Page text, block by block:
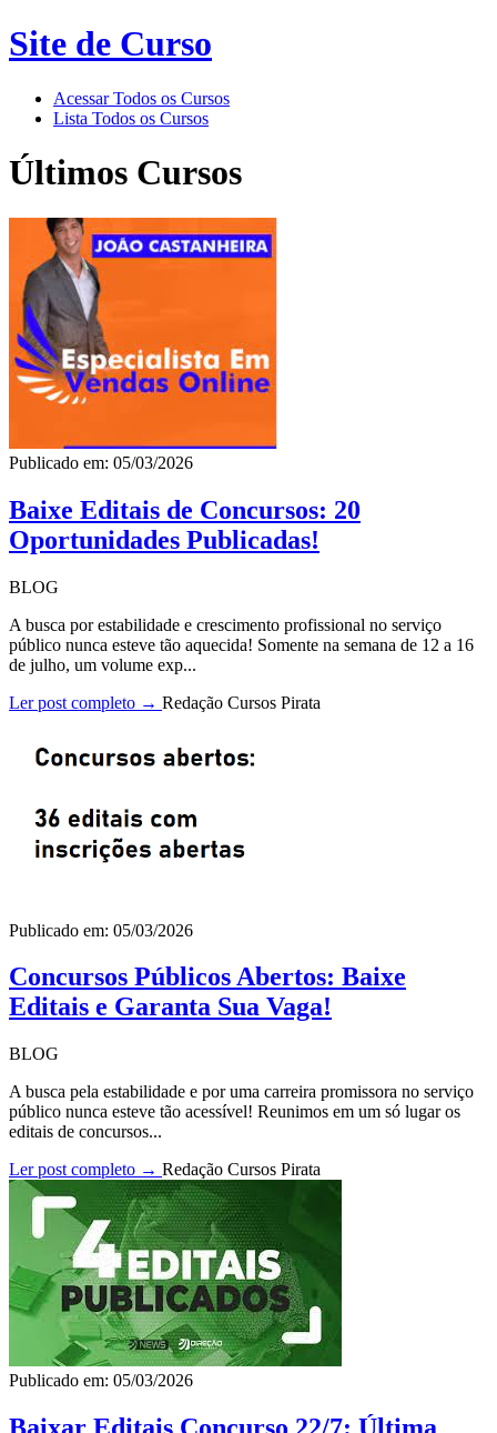
Site de Curso
Acessar Todos os Cursos
Lista Todos os Cursos
Últimos Cursos
Publicado em: 05/03/2026
Baixe Editais de Concursos: 20
Oportunidades Publicadas!
BLOG
A busca por estabilidade e crescimento profissional no serviço
público nunca esteve tão aquecida! Somente na semana de 12 a 16
de julho, um volume exp...
Ler post completo → Redação Cursos Pirata
Publicado em: 05/03/2026
Concursos Públicos Abertos: Baixe
Editais e Garanta Sua Vaga!
BLOG
A busca pela estabilidade e por uma carreira promissora no serviço
público nunca esteve tão acessível! Reunimos em um só lugar os
editais de concursos...
Ler post completo → Redação Cursos Pirata
Publicado em: 05/03/2026